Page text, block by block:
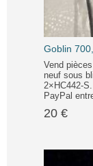
Goblin
Vend
neuf sous
2×HC442-
PayPal
20 €